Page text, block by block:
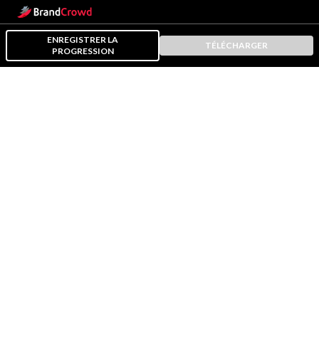
ENREGISTRER LA
PROGRESSION
TÉLÉCHARGER